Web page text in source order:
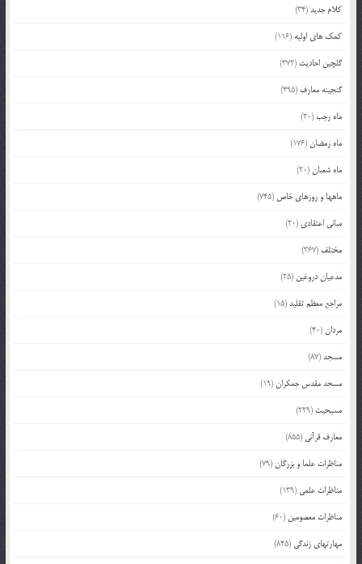
کلام جدید(34)
کمک های اولیه (116)
گلچین احادیث (372)
گنجینه معارف (495)
ماه رجب(20)
ماه رمضان(176)
ماه شعبان(20)
ماهها و روزهای خاص (745)
مبانی اعتقادی (20)
مختلف (367)
مدعیان دروغین (25)
مراجع معظم تقلید(15)
مردان(40)
مسجد(87)
مسجد مقدس جمکران(19)
مسیحیت (229)
معارف قرآنی (855)
مناظرات علما و بزرگان(79)
مناظرات علمی (139)
مناظرات معصومین (60)
مهارتهای زندگی (845)